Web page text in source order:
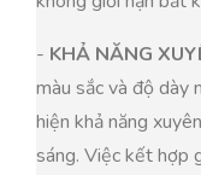
- KHẢ NĂNG
màu sắc và độ dày
hiện khả năng
sáng. Việc kết hợp